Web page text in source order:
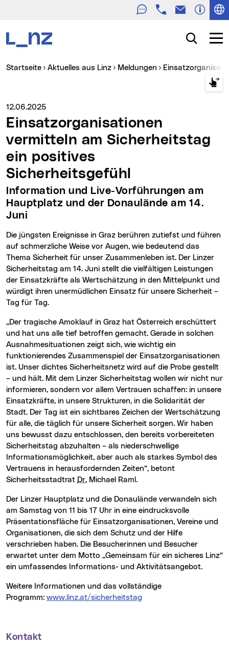
TelefonE-Mail
Suche
Sie sind hier:
Startseite Aktuelles aus Linz Meldungen
Medienservice vom:
12.06.2025
Einsatzorganisationen
vermitteln am Sicherheitstag
ein positives
Sicherheitsgefühl
Hauptplatz und der Donaulände am 14.
Juni
Die jüngsten Ereignisse in Graz berühren zutiefst und führen
auf schmerzliche Weise vor Augen, wie bedeutend das
Thema Sicherheit für unser Zusammenleben ist. Der Linzer
Sicherheitstag am 14. Juni stellt die vielfältigen Leistungen
der Einsatzkräfte als Wertschätzung in den Mittelpunkt und
würdigt ihren unermüdlichen Einsatz für unsere Sicherheit –
Tag für Tag.
„Der tragische Amoklauf in Graz hat Österreich erschüttert
und hat uns alle tief betroffen gemacht. Gerade in solchen
Ausnahmesituationen zeigt sich, wie wichtig ein
funktionierendes Zusammenspiel der Einsatzorganisationen
ist. Unser dichtes Sicherheitsnetz wird auf die Probe gestellt
– und hält. Mit dem Linzer Sicherheitstag wollen wir nicht nur
informieren, sondern vor allem Vertrauen schaffen: in unsere
Einsatzkräfte, in unsere Strukturen, in die Solidarität der
Stadt. Der Tag ist ein sichtbares Zeichen der Wertschätzung
für alle, die täglich für unsere Sicherheit sorgen. Wir haben
uns bewusst dazu entschlossen, den bereits vorbereiteten
Sicherheitstag abzuhalten – als niederschwellige
Informationsmöglichkeit, aber auch als starkes Symbol des
Vertrauens in herausfordernden Zeiten“, betont
Sicherheitsstadtrat Dr. Michael Raml.
Der Linzer Hauptplatz und die Donaulände verwandeln sich
am Samstag von 11 bis 17 Uhr in eine eindrucksvolle
Präsentationsfläche für Einsatzorganisationen, Vereine und
Organisationen, die sich dem Schutz und der Hilfe
verschrieben haben. Die Besucherinnen und Besucher
erwartet unter dem Motto „Gemeinsam für ein sicheres Linz“
ein umfassendes Informations- und Aktivitätsangebot.
Weitere Informationen und das vollständige
Programm: www.linz.at/sicherheitstag
Weitere Informationen
Kontakt